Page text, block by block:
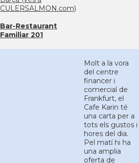
CULERSALMON.com)
Bar-Restaurant
Familiar 201
Molt a la vora
del centre
financer i
comercial de
Frankfurt, el
Cafe Karin té
una carta per a
tots els gustos i
hores del dia.
Pel matí hi ha
una amplia
oferta de